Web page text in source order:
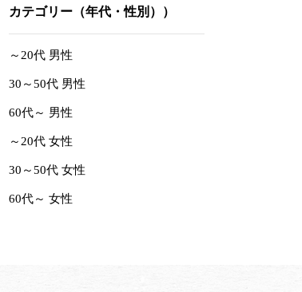
カテゴリー（年代・性別））
～20代 男性
30～50代 男性
60代～ 男性
～20代 女性
30～50代 女性
60代～ 女性